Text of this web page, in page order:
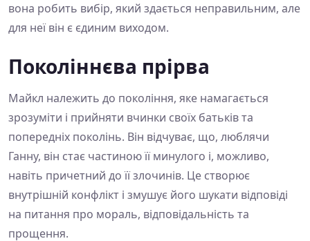
вона робить вибір, який здається неправильним, але
для неї він є єдиним виходом.
Поколіннєва прірва
Майкл належить до покоління, яке намагається
зрозуміти і прийняти вчинки своїх батьків та
попередніх поколінь. Він відчуває, що, люблячи
Ганну, він стає частиною її минулого і, можливо,
навіть причетний до її злочинів. Це створює
внутрішній конфлікт і змушує його шукати відповіді
на питання про мораль, відповідальність та
прощення.